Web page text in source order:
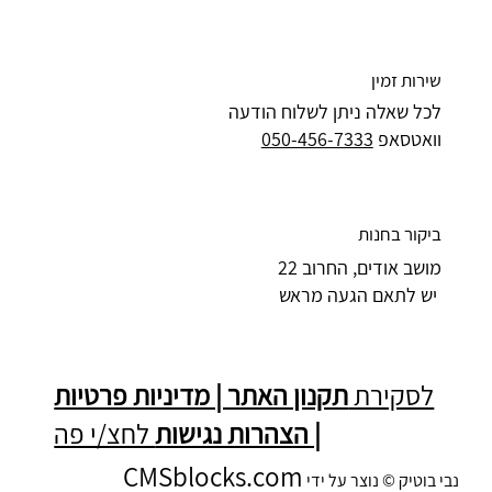
שירות זמין
לכל שאלה ניתן לשלוח הודעה
וואטסאפ 050-456-7333
ביקור בחנות
מושב אודים, החרוב 22
יש לתאם הגעה מראש
לסקירתתקנון האתר | מדיניות פרטיות
| הצהרות נגישותלחצ/י פה
נבי בוטיק © נוצר על ידי CMSblocks.com